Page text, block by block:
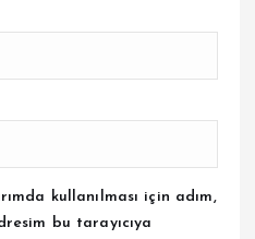
kullanılması için adım,
bu tarayıcıya